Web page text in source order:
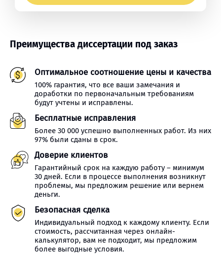
Преимущества диссертации под заказ
Оптимальное соотношение цены и качества
100% гарантия, что все ваши замечания и
доработки по первоначальным требованиям
будут учтены и исправлены.
Бесплатные исправления
Более 30 000 успешно выполненных работ. Из них
97% были сданы в срок.
Доверие клиентов
Гарантийный срок на каждую работу – минимум
30 дней. Если в процессе выполнения возникнут
проблемы, мы предложим решение или вернем
деньги.
Безопасная сделка
Индивидуальный подход к каждому клиенту. Если
стоимость, рассчитанная через онлайн-
калькулятор, вам не подходит, мы предложим
более выгодные условия.